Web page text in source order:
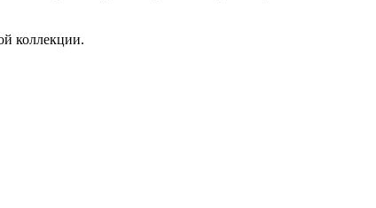
коллекции.